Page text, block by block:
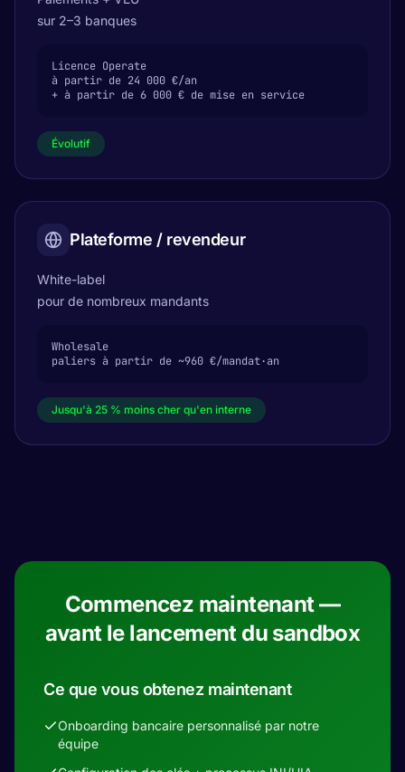
sur 2–3 banques
Licence Operate
à partir de 24 000 €/an
+ à partir de 6 000 € de mise en service
Évolutif
Plateforme / revendeur
White-label
pour de nombreux mandants
Wholesale
paliers à partir de ~960 €/mandat·an
Jusqu'à 25 % moins cher qu'en interne
Commencez maintenant —
avant le lancement du sandbox
Ce que vous obtenez maintenant
Onboarding bancaire personnalisé par notre
équipe